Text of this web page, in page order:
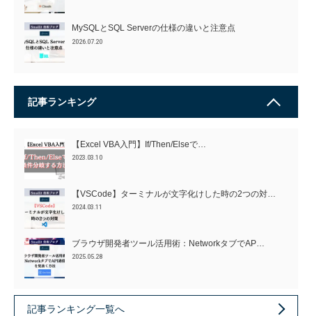
MySQLとSQL Serverの仕様の違いと注意点
2026.07.20
記事ランキング
【Excel VBA入門】If/Then/Elseで…
2023.03.10
【VSCode】ターミナルが文字化けした時の2つの対…
2024.03.11
ブラウザ開発者ツール活用術：NetworkタブでAP…
2025.05.28
記事ランキング一覧へ